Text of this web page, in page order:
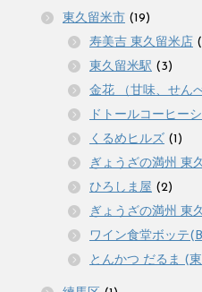
東久留米市 (19)
寿美吉 東久留米店
東久留米駅 (3)
金花 （甘味、せん
ドトールコーヒー
くるめヒルズ (1)
ぎょうざの満州 東
ひろしま屋 (2)
ぎょうざの満州 東
ワイン食堂ボッテ
とんかつ だるま (